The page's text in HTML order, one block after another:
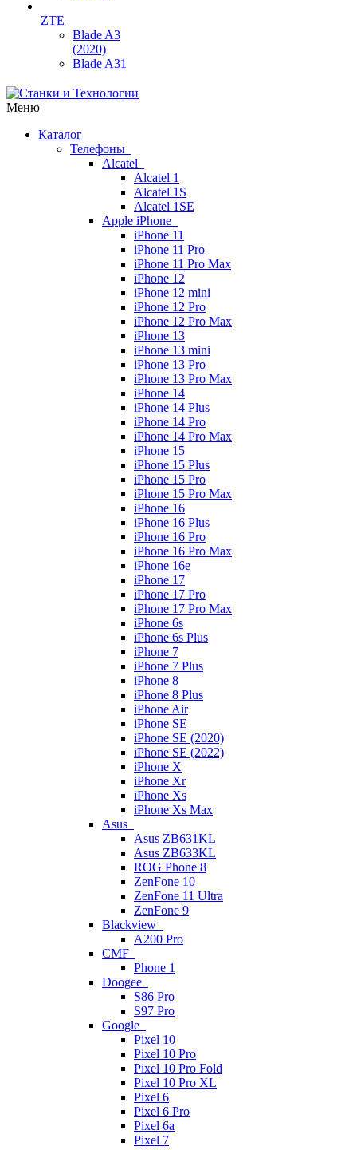
ZTE
Blade A3
(2020)
Blade A31
Меню
Каталог
Телефоны
Alcatel
Alcatel 1
Alcatel 1S
Alcatel 1SE
Apple iPhone
iPhone 11
iPhone 11 Pro
iPhone 11 Pro Max
iPhone 12
iPhone 12 mini
iPhone 12 Pro
iPhone 12 Pro Max
iPhone 13
iPhone 13 mini
iPhone 13 Pro
iPhone 13 Pro Max
iPhone 14
iPhone 14 Plus
iPhone 14 Pro
iPhone 14 Pro Max
iPhone 15
iPhone 15 Plus
iPhone 15 Pro
iPhone 15 Pro Max
iPhone 16
iPhone 16 Plus
iPhone 16 Pro
iPhone 16 Pro Max
iPhone 16e
iPhone 17
iPhone 17 Pro
iPhone 17 Pro Max
iPhone 6s
iPhone 6s Plus
iPhone 7
iPhone 7 Plus
iPhone 8
iPhone 8 Plus
iPhone Air
iPhone SE
iPhone SE (2020)
iPhone SE (2022)
iPhone X
iPhone Xr
iPhone Xs
iPhone Xs Max
Asus
Asus ZB631KL
Asus ZB633KL
ROG Phone 8
ZenFone 10
ZenFone 11 Ultra
ZenFone 9
Blackview
A200 Pro
CMF
Phone 1
Doogee
S86 Pro
S97 Pro
Google
Pixel 10
Pixel 10 Pro
Pixel 10 Pro Fold
Pixel 10 Pro XL
Pixel 6
Pixel 6 Pro
Pixel 6a
Pixel 7